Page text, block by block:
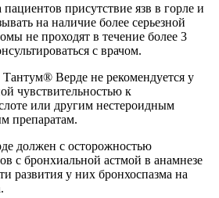
присутствие язв в горле и
на наличие более серьезной
не проходят в течение более 3
с врачом.
Верде не рекомендуется у
чувствительностью к
или другим нестероидным
препаратам.
должен с осторожностью
с бронхиальной астмой в анамнезе
развития у них бронхоспазма на